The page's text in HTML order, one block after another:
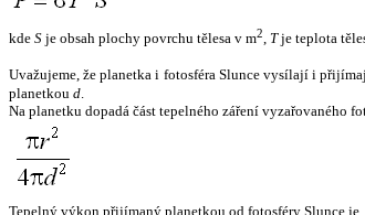
kde S je obsah plochy povrchu tělesa v m2, Tje teplota
Uvažujeme, že planetka i fotosféra Slunce vysílají i
planetkou d.
Na planetku dopadá část tepelného záření vyzařovaného
Tepelný výkon přijímaný planetkou od fotosféry Slunce je